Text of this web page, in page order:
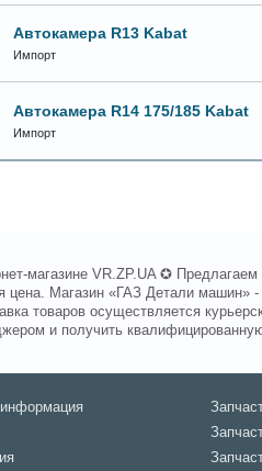
Автокамера R13 Kabat
Импорт
Автокамера R14 175/185 Kabat
Импорт
магазине VR.ZP.UA ✪
Магазин «ГАЗ Детали
товаров осуществляется
и получить
информация